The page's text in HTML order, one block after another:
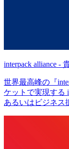
interpack alliance -
世界最高峰の『
ケットで実現する
あるいはビジネ